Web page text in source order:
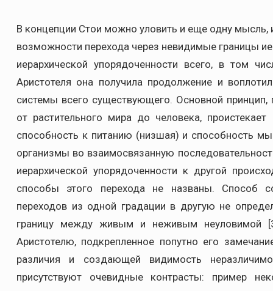
В концепции Стои можно уловить и еще одну
возможности перехода через невидимые границы
иерархической упорядоченности всего, в том
Аристотеля она получила продолжение и
системы всего существующего. Основной
от растительного мира до человека,
способность к питанию (низшая) и способность
организмы во взаимосвязанную
иерархической упорядоченности к другой
способы этого перехода не названы. Способ
переходов из одной градации в другую не
границу между живым и неживым неуловимой
Аристотелю, подкрепленное попутно его
различия и создающей видимость
присутствуют очевидные контрасты: пример